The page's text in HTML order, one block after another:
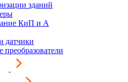
зданий
КиП и А
датчики
преобразователи